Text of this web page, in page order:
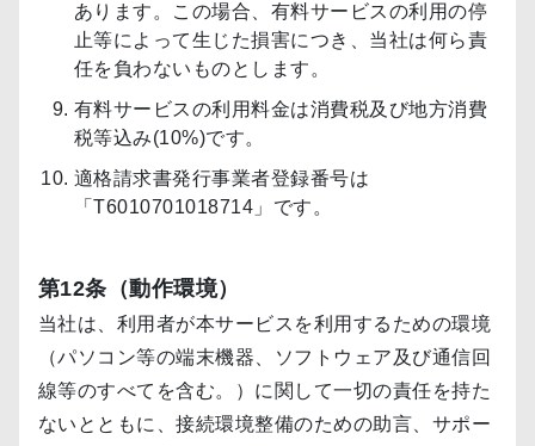
あります。この場合、有料サービスの利用の停
止等によって生じた損害につき、当社は何ら責
任を負わないものとします。
有料サービスの利用料金は消費税及び地方消費
税等込み(10%)です。
適格請求書発行事業者登録番号は
「T6010701018714」です。
第12条（動作環境）
当社は、利用者が本サービスを利用するための環境
（パソコン等の端末機器、ソフトウェア及び通信回
線等のすべてを含む。）に関して一切の責任を持た
ないとともに、接続環境整備のための助言、サポー